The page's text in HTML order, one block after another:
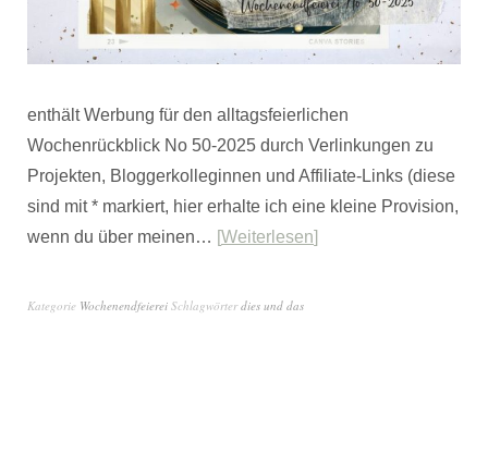
enthält Werbung für den alltagsfeierlichen
Wochenrückblick No 50-2025 durch Verlinkungen zu
Projekten, Bloggerkolleginnen und Affiliate-Links (diese
sind mit * markiert, hier erhalte ich eine kleine Provision,
wenn du über meinen… Weiterlesen
Kategorie Wochenendfeierei Schlagwörterdies und das